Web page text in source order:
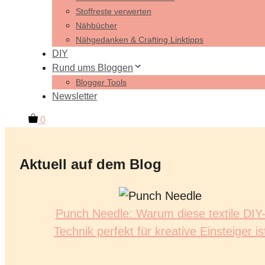
Stoffreste verwerten
Nähbücher
Nähgedanken & Crafting Linktipps
DIY
Rund ums Bloggen
Blogger Tools
Newsletter
0
Aktuell auf dem Blog
Punch Needle: Warum diese textile DIY-
Technik perfekt für kreative Einsteiger